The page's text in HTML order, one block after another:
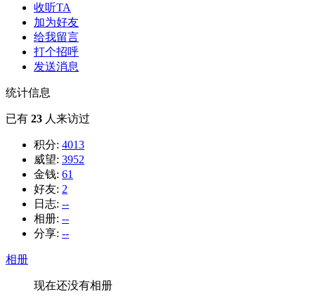
收听TA
加为好友
给我留言
打个招呼
发送消息
统计信息
已有 23 人来访过
积分: 4013
威望: 3952
金钱: 61
好友: 2
日志: --
相册: --
分享: --
相册
现在还没有相册